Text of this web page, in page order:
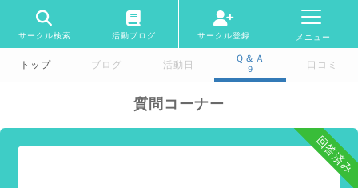
サークル検索 活動ブログ サークル登録 メニュー
トップ ブログ 活動日
Ｑ＆Ａ
9 口コミ
質問コーナー
回答済み